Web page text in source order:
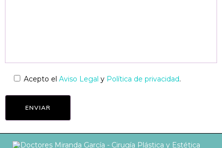
Acepto el Aviso Legal y Política de privacidad.